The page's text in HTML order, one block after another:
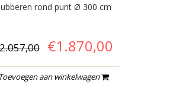
rond punt Ø 300 cm
€1.870,00
Toevoegen aan winkelwagen